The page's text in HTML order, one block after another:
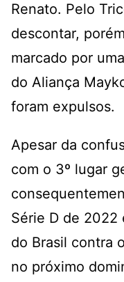
Renato. Pelo
descontar,
marcado por
do Aliança
foram expulsos.
Apesar da
com o 3º lugar
Série D de 2022
do Brasil contra
no próximo